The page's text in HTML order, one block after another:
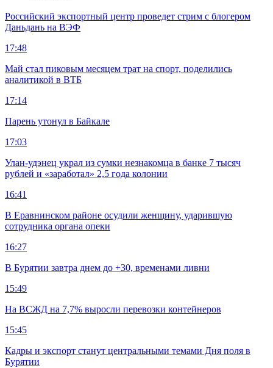
Российский экспортный центр проведет стрим с блогером
Даньдань на ВЭФ
17:48
Май стал пиковым месяцем трат на спорт, поделились
аналитикой в ВТБ
17:14
Парень утонул в Байкале
17:03
Улан-удэнец украл из сумки незнакомца в банке 7 тысяч
рублей и «заработал» 2,5 года колонии
16:41
В Еравнинском районе осудили женщину, ударившую
сотрудника органа опеки
16:27
В Бурятии завтра днем до +30, временами ливни
15:49
На ВСЖД на 7,7% выросли перевозки контейнеров
15:45
Кадры и экспорт станут центральными темами Дня поля в
Бурятии